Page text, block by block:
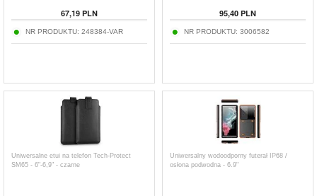
67,19 PLN
NR PRODUKTU: 248384-VAR
95,40 PLN
NR PRODUKTU: 3006582
Uniwersalne etui na telefon Tech-Protect
SM65 - 6"-6,9" - czarne
Uniwersalny wodoodporny futerał IP68 /
osłona podwodna - 6.9"